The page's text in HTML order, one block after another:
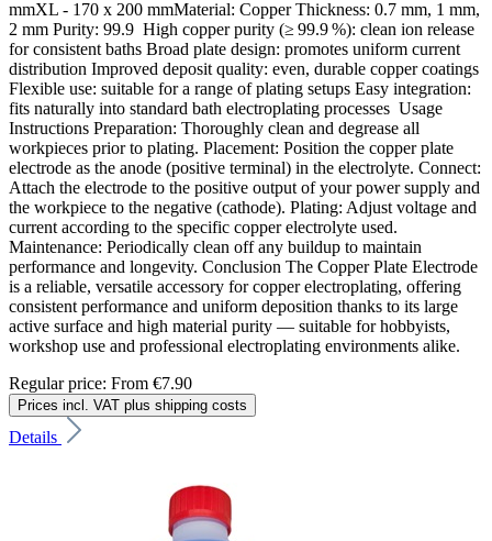
mmXL - 170 x 200 mmMaterial: Copper Thickness: 0.7 mm, 1 mm,
2 mm Purity: 99.9 High copper purity (≥ 99.9 %): clean ion release
for consistent baths Broad plate design: promotes uniform current
distribution Improved deposit quality: even, durable copper coatings
Flexible use: suitable for a range of plating setups Easy integration:
fits naturally into standard bath electroplating processes Usage
Instructions Preparation: Thoroughly clean and degrease all
workpieces prior to plating. Placement: Position the copper plate
electrode as the anode (positive terminal) in the electrolyte. Connect:
Attach the electrode to the positive output of your power supply and
the workpiece to the negative (cathode). Plating: Adjust voltage and
current according to the specific copper electrolyte used.
Maintenance: Periodically clean off any buildup to maintain
performance and longevity. Conclusion The Copper Plate Electrode
is a reliable, versatile accessory for copper electroplating, offering
consistent performance and uniform deposition thanks to its large
active surface and high material purity — suitable for hobbyists,
workshop use and professional electroplating environments alike.
Regular price: From €7.90
Prices incl. VAT plus shipping costs
Details